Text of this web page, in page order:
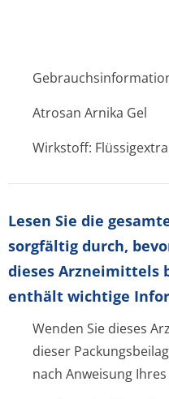
Atrosan Arnika Gel
Wirkstoff:
Lesen Sie die
sorgfältig durch,
dieses Arzneimittels
enthält wichtige
Wenden Sie dieses
dieser
nach Anweisung